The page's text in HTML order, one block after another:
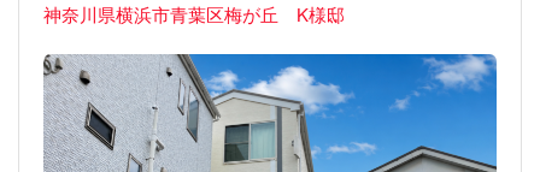
神奈川県横浜市青葉区梅が丘 K様邸